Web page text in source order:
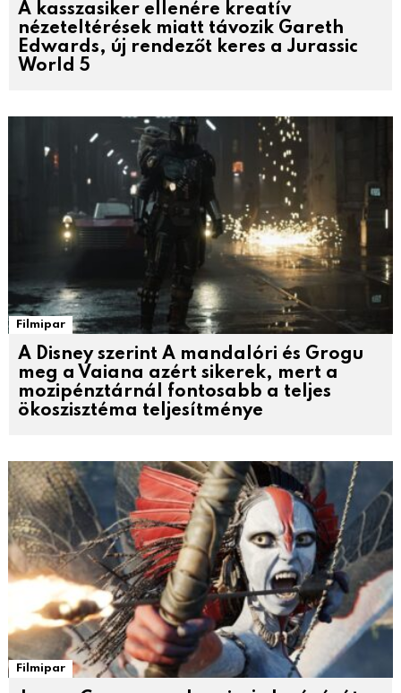
A kasszasiker ellenére kreatív
nézeteltérések miatt távozik Gareth
Edwards, új rendezőt keres a Jurassic
World 5
Filmipar
A Disney szerint A mandalóri és Grogu
meg a Vaiana azért sikerek, mert a
mozipénztárnál fontosabb a teljes
ökoszisztéma teljesítménye
Filmipar